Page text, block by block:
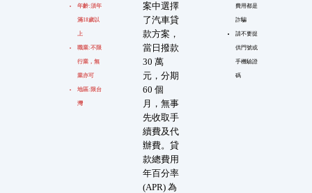
年齡:須年
滿18歲以
上
職業:不限
行業，無
業亦可
地區:限台
灣
案中選擇
了汽車貸
款方案，
當日撥款
30 萬
元，分期
60 個
月，無事
先收取手
續費及代
辦費。貸
款總費用
年百分率
(APR) 為
費用都是
詐騙
請不要提
供門號或
手機驗證
碼